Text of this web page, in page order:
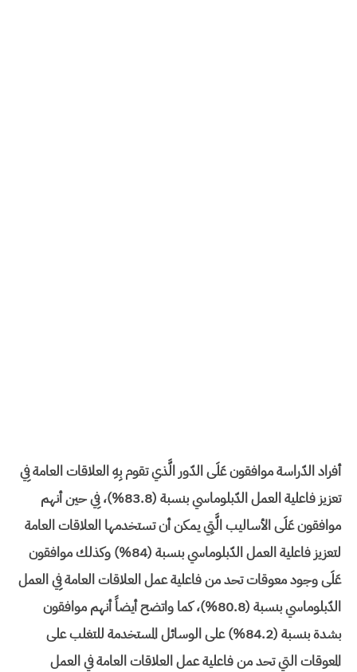
أفراد الدّراسة موافقون عَلَى الدّور الَّذي تقوم بِهِ العلاقات العامة فِي
تعزيز فاعلية العمل الدّبلوماسي بنسبة (83.8%)، فِي حين أنهم
موافقون عَلَى الأساليب الَّتِي يمكن أن تستخدمها العلاقات العامة
لتعزيز فاعلية العمل الدّبلوماسي بنسبة (84%) وكذلك موافقون
عَلَى وجود معوقات تحد من فاعلية عمل العلاقات العامة فِي العمل
الدّبلوماسي بنسبة (80.8%)، كما واتضح أيضاً أنهم موافقون
بشدة بنسبة (84.2%) على الوسائل المستخدمة للتغلب على
المعوقات التي تحد من فاعلية عمل العلاقات العامة في العمل